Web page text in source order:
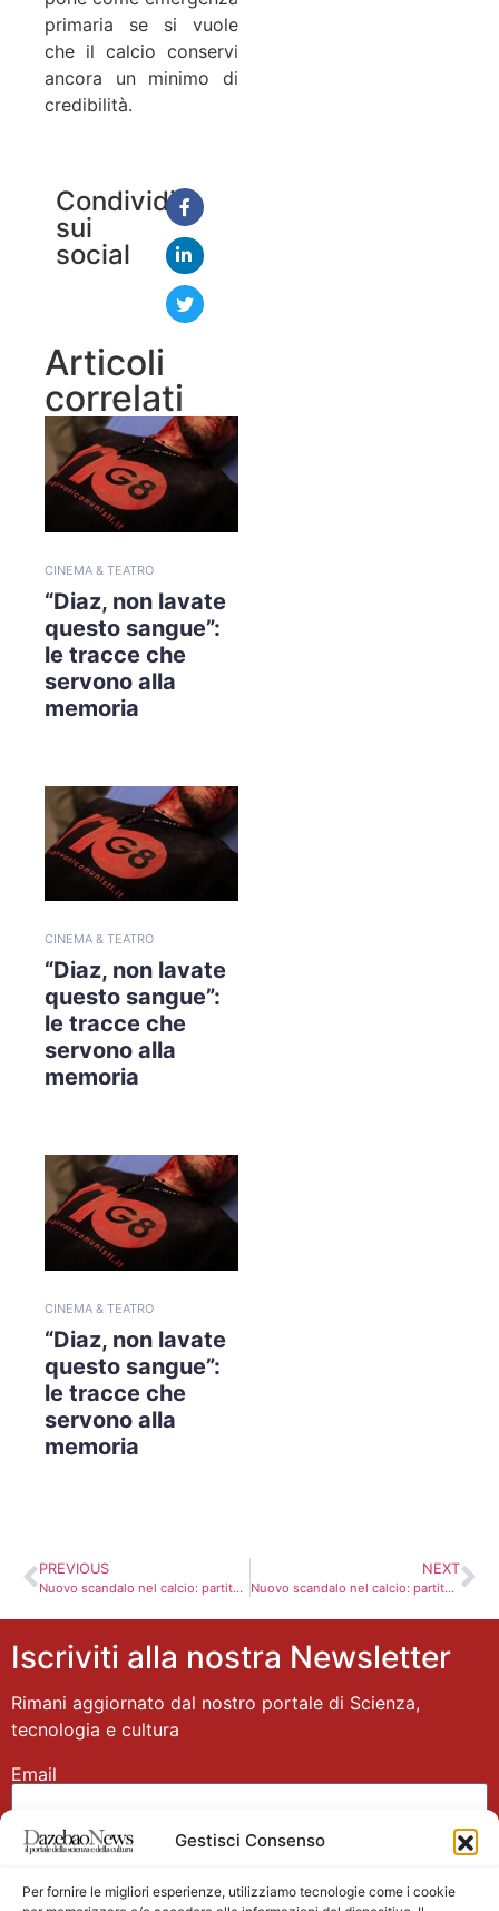
Gestisci Consenso
Per fornire le migliori esperienze, utilizziamo tecnologie come i cookie
primaria se si vuole
che il calcio conservi
ancora un minimo di
credibilità.
Condividi
sui
social
Articoli
correlati
CINEMA & TEATRO
“Diaz, non lavate
questo sangue”:
le tracce che
servono alla
memoria
CINEMA & TEATRO
“Diaz, non lavate
questo sangue”:
le tracce che
servono alla
memoria
CINEMA & TEATRO
“Diaz, non lavate
questo sangue”:
le tracce che
servono alla
memoria
PREVIOUS
Nuovo scandalo nel calcio: partite truccate, serie B a rischio. 16 arresti, tra cui Signori
NEXT
Nuovo scandalo nel calcio: partite truccate, serie B a rischio. 16 arresti, tra cui Signori
Iscriviti alla nostra Newsletter
Rimani aggiornato dal nostro portale di Scienza,
tecnologia e cultura
Email
Nome